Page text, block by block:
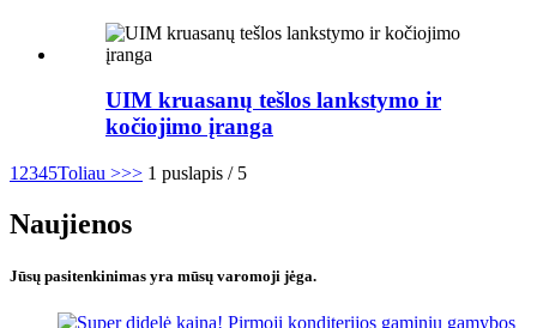
UIM kruasanų tešlos lankstymo ir
kočiojimo įranga
1 2345Toliau >>> 1 puslapis / 5
Naujienos
Jūsų pasitenkinimas yra mūsų varomoji jėga.